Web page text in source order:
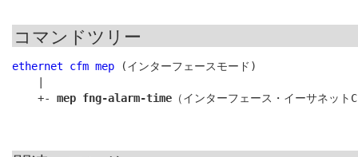
コマンドツリー
ethernet cfm mep (インターフェースモード)
    +-
mep fng-alarm-time